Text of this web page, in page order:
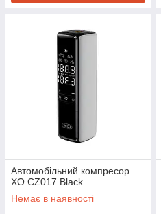
Автомобільний компресор
XO CZ017 Black
Немає в наявності